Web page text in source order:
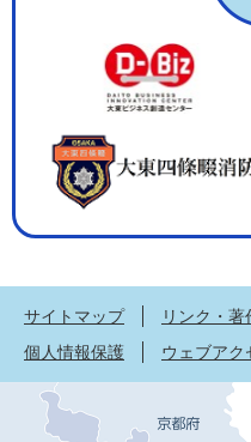
サイトマップ
リンク・
個人情報保護
ウェブアク